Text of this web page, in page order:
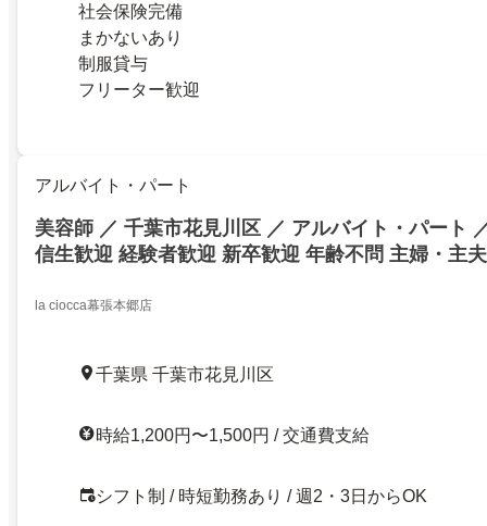
社会保険完備
まかないあり
制服貸与
フリーター歓迎
アルバイト・パート
美容師 ／ 千葉市花見川区 ／ アルバイト・パート
信生歓迎 経験者歓迎 新卒歓迎 年齢不問 主婦・主
la ciocca幕張本郷店
千葉県 千葉市花見川区
時給1,200円〜1,500円 / 交通費支給
シフト制 / 時短勤務あり / 週2・3日からOK